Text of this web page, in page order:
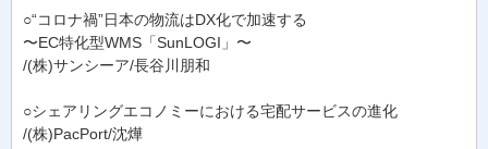
○“コロナ禍”日本の物流はDX化で加速する
〜EC特化型WMS「SunLOGI」〜
/(株)サンシーア/長谷川朋和
○シェアリングエコノミーにおける宅配サービスの進化
/(株)PacPort/沈燁